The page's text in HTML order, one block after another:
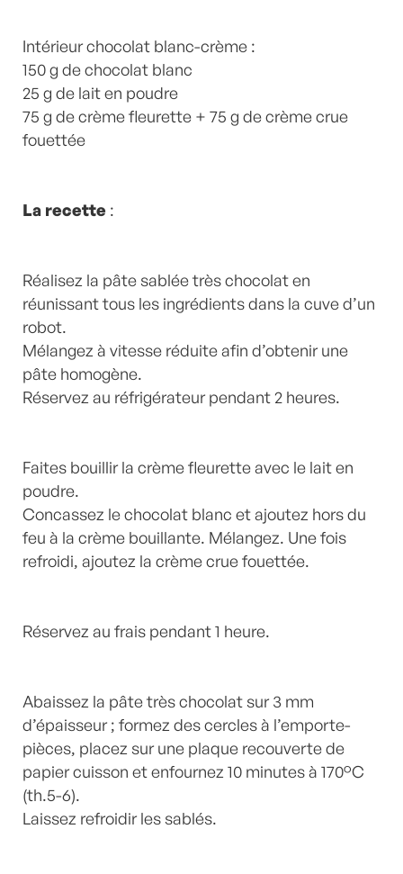
Intérieur chocolat blanc-crème :
150 g de chocolat blanc
25 g de lait en poudre
75 g de crème fleurette + 75 g de crème crue
fouettée
La recette :
Réalisez la pâte sablée très chocolat en
réunissant tous les ingrédients dans la cuve d’un
robot.
Mélangez à vitesse réduite afin d’obtenir une
pâte homogène.
Réservez au réfrigérateur pendant 2 heures.
Faites bouillir la crème fleurette avec le lait en
poudre.
Concassez le chocolat blanc et ajoutez hors du
feu à la crème bouillante. Mélangez. Une fois
refroidi, ajoutez la crème crue fouettée.
Réservez au frais pendant 1 heure.
Abaissez la pâte très chocolat sur 3 mm
d’épaisseur ; formez des cercles à l’emporte-
pièces, placez sur une plaque recouverte de
papier cuisson et enfournez 10 minutes à 170°C
(th.5-6).
Laissez refroidir les sablés.